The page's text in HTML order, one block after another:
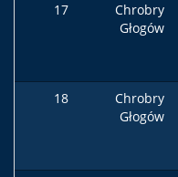
17
Chrobry
Głogów
18
Chrobry
Głogów